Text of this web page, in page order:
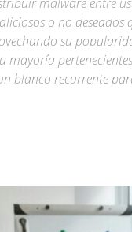
o no deseados
su
mayoría
blanco recurrente